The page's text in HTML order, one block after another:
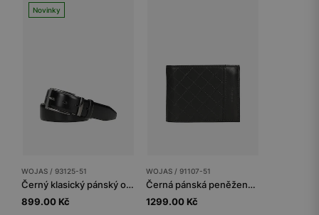
Novinky
WOJAS / 93125-51
Černý klasický pánský opasek z pravé kůže
899.00 Kč
WOJAS / 91107-51
Černá pánská peněženka z prošívané lícní kůže s RFID ochranou
1299.00 Kč